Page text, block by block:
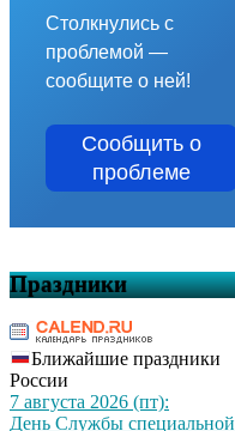
Столкнулись с
проблемой —
сообщите о ней!
Сообщить о
проблеме
Праздники
Ближайшие праздники
России
7 августа 2026 (пт):
День Службы специальной